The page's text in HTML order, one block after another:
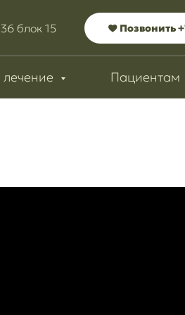
блок 15 Позвонить
Пациентам